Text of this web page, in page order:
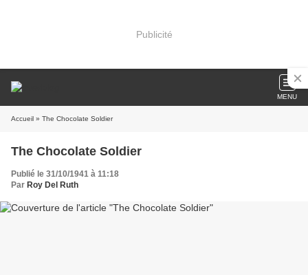
Publicité
MENU
Accueil » The Chocolate Soldier
The Chocolate Soldier
Publié le 31/10/1941 à 11:18
Par Roy Del Ruth